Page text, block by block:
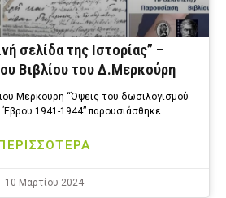
σελίδα της Ιστορίας” –
Βιβλίου του Δ.Μερκούρη
Μερκούρη “Όψεις του δωσιλογισμού
Έβρου 1941-1944” παρουσιάσθηκε…
ΠΕΡΙΣΣΟΤΕΡΑ
10 Μαρτίου 2024